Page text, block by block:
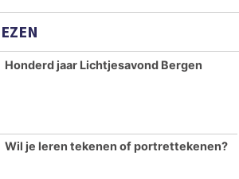
Honderd jaar Lichtjesavond Bergen
Wil je leren tekenen of portrettekenen?